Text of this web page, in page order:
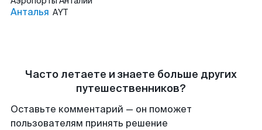
Анталья AYT
Часто летаете и знаете больше других
путешественников?
Оставьте комментарий — он поможет
пользователям принять решение